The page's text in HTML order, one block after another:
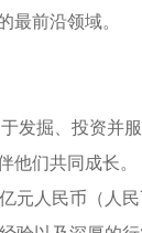
前沿领域。
发掘、投资并
们共同成长。
元人民币（人